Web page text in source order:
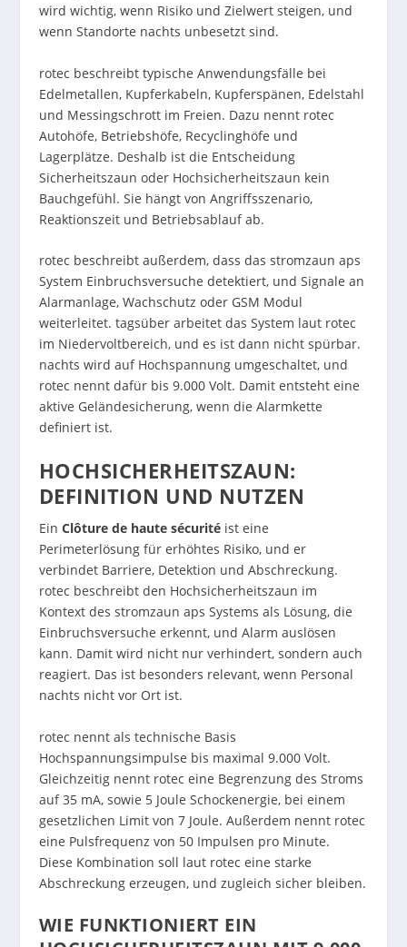
wird wichtig, wenn Risiko und Zielwert steigen, und
wenn Standorte nachts unbesetzt sind.
rotec beschreibt typische Anwendungsfälle bei
Edelmetallen, Kupferkabeln, Kupferspänen, Edelstahl
und Messingschrott im Freien. Dazu nennt rotec
Autohöfe, Betriebshöfe, Recyclinghöfe und
Lagerplätze. Deshalb ist die Entscheidung
Sicherheitszaun oder Hochsicherheitszaun kein
Bauchgefühl. Sie hängt von Angriffsszenario,
Reaktionszeit und Betriebsablauf ab.
rotec beschreibt außerdem, dass das stromzaun aps
System Einbruchsversuche detektiert, und Signale an
Alarmanlage, Wachschutz oder GSM Modul
weiterleitet. tagsüber arbeitet das System laut rotec
im Niedervoltbereich, und es ist dann nicht spürbar.
nachts wird auf Hochspannung umgeschaltet, und
rotec nennt dafür bis 9.000 Volt. Damit entsteht eine
aktive Geländesicherung, wenn die Alarmkette
definiert ist.
HOCHSICHERHEITSZAUN:
DEFINITION UND NUTZEN
Ein Clôture de haute sécuritéist eine
Perimeterlösung für erhöhtes Risiko, und er
verbindet Barriere, Detektion und Abschreckung.
rotec beschreibt den Hochsicherheitszaun im
Kontext des stromzaun aps Systems als Lösung, die
Einbruchsversuche erkennt, und Alarm auslösen
kann. Damit wird nicht nur verhindert, sondern auch
reagiert. Das ist besonders relevant, wenn Personal
nachts nicht vor Ort ist.
rotec nennt als technische Basis
Hochspannungsimpulse bis maximal 9.000 Volt.
Gleichzeitig nennt rotec eine Begrenzung des Stroms
auf 35 mA, sowie 5 Joule Schockenergie, bei einem
gesetzlichen Limit von 7 Joule. Außerdem nennt rotec
eine Pulsfrequenz von 50 Impulsen pro Minute.
Diese Kombination soll laut rotec eine starke
Abschreckung erzeugen, und zugleich sicher bleiben.
WIE FUNKTIONIERT EIN